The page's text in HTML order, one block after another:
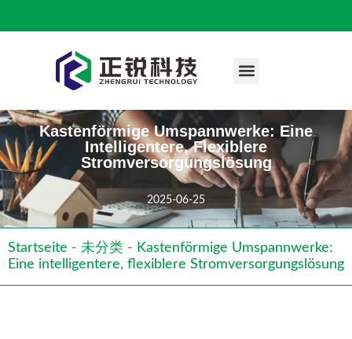
Kastenförmige Umspannwerke: Eine
Intelligentere, Flexiblere
Stromversorgungslösung
2025-06-25
Startseite - 未分类 - Kastenförmige Umspannwerke:
Eine intelligentere, flexiblere Stromversorgungslösung